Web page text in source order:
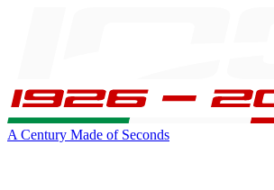
A Century Made of Seconds